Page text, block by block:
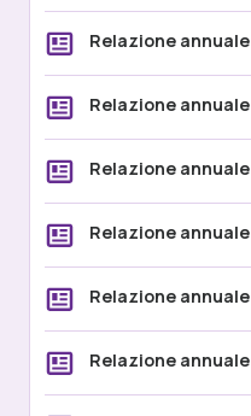
Relazione annuale
Relazione annuale
Relazione annuale
Relazione annuale
Relazione annuale
Relazione annuale